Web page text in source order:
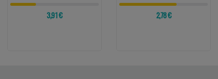
3,91 € 2,78 €